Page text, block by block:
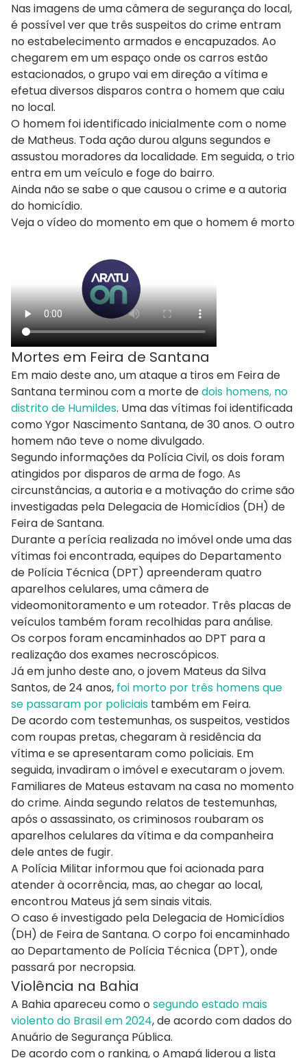
Nas imagens de uma câmera de segurança do local,
é possível ver que três suspeitos do crime entram
no estabelecimento armados e encapuzados. Ao
chegarem em um espaço onde os carros estão
estacionados, o grupo vai em direção a vítima e
efetua diversos disparos contra o homem que caiu
no local.
O homem foi identificado inicialmente com o nome
de Matheus. Toda ação durou alguns segundos e
assustou moradores da localidade. Em seguida, o trio
entra em um veículo e foge do bairro.
Ainda não se sabe o que causou o crime e a autoria
do homicídio.
Veja o vídeo do momento em que o homem é morto
Mortes em Feira de Santana
Em maio deste ano, um ataque a tiros em Feira de
Santana terminou com a morte dedois homens, no
distrito de Humildes. Uma das vítimas foi identificada
como Ygor Nascimento Santana, de 30 anos. O outro
homem não teve o nome divulgado.
Segundo informações da Polícia Civil, os dois foram
atingidos por disparos de arma de fogo. As
circunstâncias, a autoria e a motivação do crime são
investigadas pela Delegacia de Homicídios (DH) de
Feira de Santana.
Durante a perícia realizada no imóvel onde uma das
vítimas foi encontrada, equipes do Departamento
de Polícia Técnica (DPT) apreenderam quatro
aparelhos celulares, uma câmera de
videomonitoramento e um roteador. Três placas de
veículos também foram recolhidas para análise.
Os corpos foram encaminhados ao DPT para a
realização dos exames necroscópicos.
Já em junho deste ano, o jovem Mateus da Silva
Santos, de 24 anos, foi morto por três homens que
se passaram por policiais também em Feira.
De acordo com testemunhas, os suspeitos, vestidos
com roupas pretas, chegaram à residência da
vítima e se apresentaram como policiais. Em
seguida, invadiram o imóvel e executaram o jovem.
Familiares de Mateus estavam na casa no momento
do crime. Ainda segundo relatos de testemunhas,
após o assassinato, os criminosos roubaram os
aparelhos celulares da vítima e da companheira
dele antes de fugir.
A Polícia Militar informou que foi acionada para
atender à ocorrência, mas, ao chegar ao local,
encontrou Mateus já sem sinais vitais.
O caso é investigado pela Delegacia de Homicídios
(DH) de Feira de Santana. O corpo foi encaminhado
ao Departamento de Polícia Técnica (DPT), onde
passará por necropsia.
Violência na Bahia
A Bahia apareceu como o segundo estado mais
violento do Brasil em 2024, de acordo com dados do
Anuário de Segurança Pública.
De acordo com o ranking, o Amapá liderou a lista